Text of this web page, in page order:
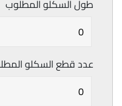
طول السكلو المطلوب
عدد قطع السكلو